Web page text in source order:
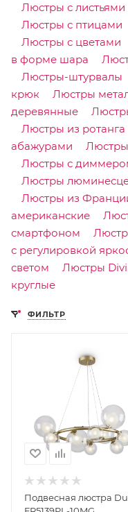
Люстры с листьями
Люстры с птицами
Люстры с цветами
в форме шара
Люстры-штурвалы
крюк
Люстры
деревянные
Люстры из ротанга
абажурами
Люстры
Люстры с
Люстры
Люстры из
американские
смартфоном
с регулировкой
светом
Люстры
круглые
ФИЛЬТР
Подвесная люстра